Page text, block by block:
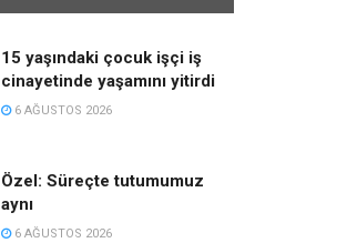
15 yaşındaki çocuk işçi iş
cinayetinde yaşamını yitirdi
6 AĞUSTOS 2026
Özel: Süreçte tutumumuz
aynı
6 AĞUSTOS 2026